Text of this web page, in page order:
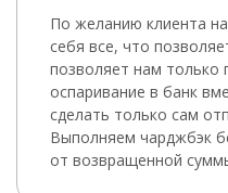
По желанию клиента
себя все, что
позволяет нам только
оспаривание в банк
сделать только сам
Выполняем чарджбэк
от возвращенной